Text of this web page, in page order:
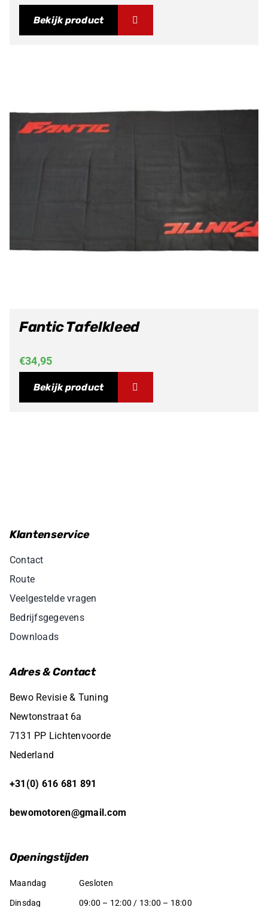
Bekijk product
Fantic Tafelkleed
€34,95
Bekijk product
Klantenservice
Contact
Route
Veelgestelde vragen
Bedrijfsgegevens
Downloads
Adres & Contact
Bewo Revisie & Tuning
Newtonstraat 6a
7131 PP Lichtenvoorde
Nederland
+31(0) 616 681 891
bewomotoren@gmail.com
Openingstijden
Maandag Gesloten
Dinsdag 09:00 – 12:00 / 13:00 – 18:00